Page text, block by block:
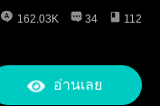
162.03K 34 112
อ่านเลย